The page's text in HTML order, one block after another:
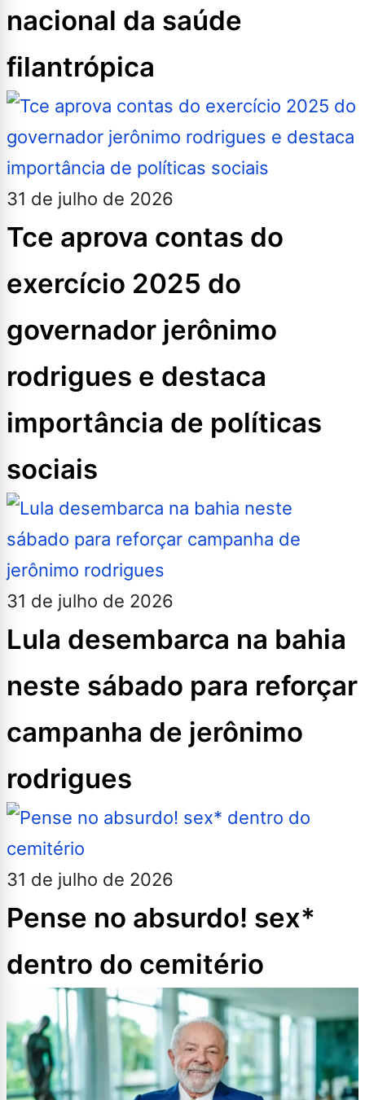
nacional da saúde
filantrópica
31 de julho de 2026
Tce aprova contas do
exercício 2025 do
governador jerônimo
rodrigues e destaca
importância de políticas
sociais
31 de julho de 2026
Lula desembarca na bahia
neste sábado para reforçar
campanha de jerônimo
rodrigues
31 de julho de 2026
Pense no absurdo! sex*
dentro do cemitério